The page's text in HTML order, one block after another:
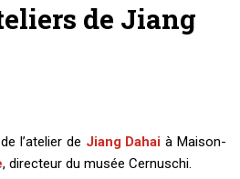
de Jiang
l’atelier de Jiang Dahai à Maison-
, directeur du musée Cernuschi.